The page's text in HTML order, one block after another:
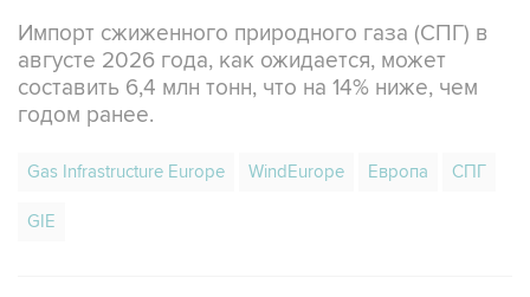
Импорт сжиженного природного газа (СПГ) в
августе 2026 года, как ожидается, может
составить 6,4 млн тонн, что на 14% ниже, чем
годом ранее.
Gas Infrastructure Europe WindEurope Европа СПГ
GIE